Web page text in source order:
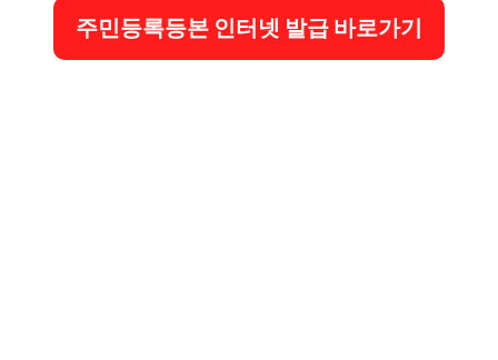
주민등록등본 인터넷 발급 바로가기